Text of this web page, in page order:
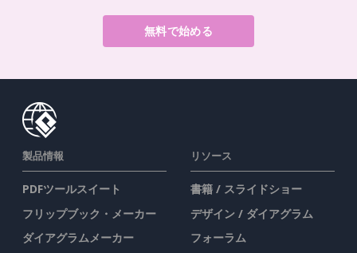
無料で始める
製品情報
PDFツールスイート
フリップブック・メーカー
ダイアグラムメーカー
リソース
書籍 / スライドショー
デザイン / ダイアグラム
フォーラム